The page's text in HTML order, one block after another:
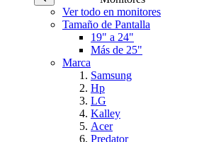
Ver todo en monitores
Tamaño de Pantalla
19" a 24"
Más de 25"
Marca
Samsung
Hp
LG
Kalley
Acer
Predator